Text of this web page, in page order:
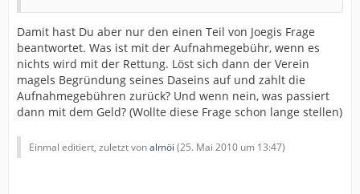
Damit hast Du aber nur den einen Teil von Joegis Frage
beantwortet. Was ist mit der Aufnahmegebühr, wenn es
nichts wird mit der Rettung. Löst sich dann der Verein
magels Begründung seines Daseins auf und zahlt die
Aufnahmegebühren zurück? Und wenn nein, was passiert
dann mit dem Geld? (Wollte diese Frage schon lange stellen)
Einmal editiert, zuletzt vonalmöi (25. Mai 2010 um 13:47)